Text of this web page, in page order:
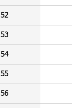
52
53
54
55
56